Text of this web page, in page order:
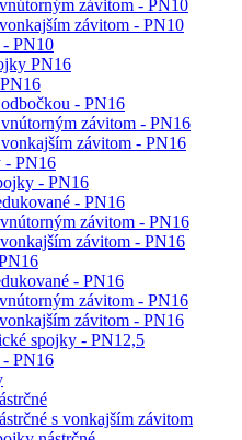
závitom - PN10
závitom - PN10
- PN10
PN16
- PN16
závitom - PN16
závitom - PN16
- PN16
- PN16
- PN16
závitom - PN16
závitom - PN16
- PN16
závitom - PN16
závitom - PN16
spojky - PN12,5
- PN16
s vonkajším závitom